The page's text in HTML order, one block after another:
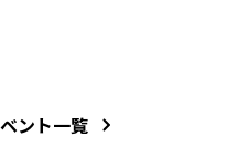
ント一覧